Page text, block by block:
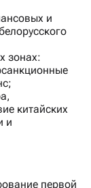
и
зонах:
китайских
и
первой